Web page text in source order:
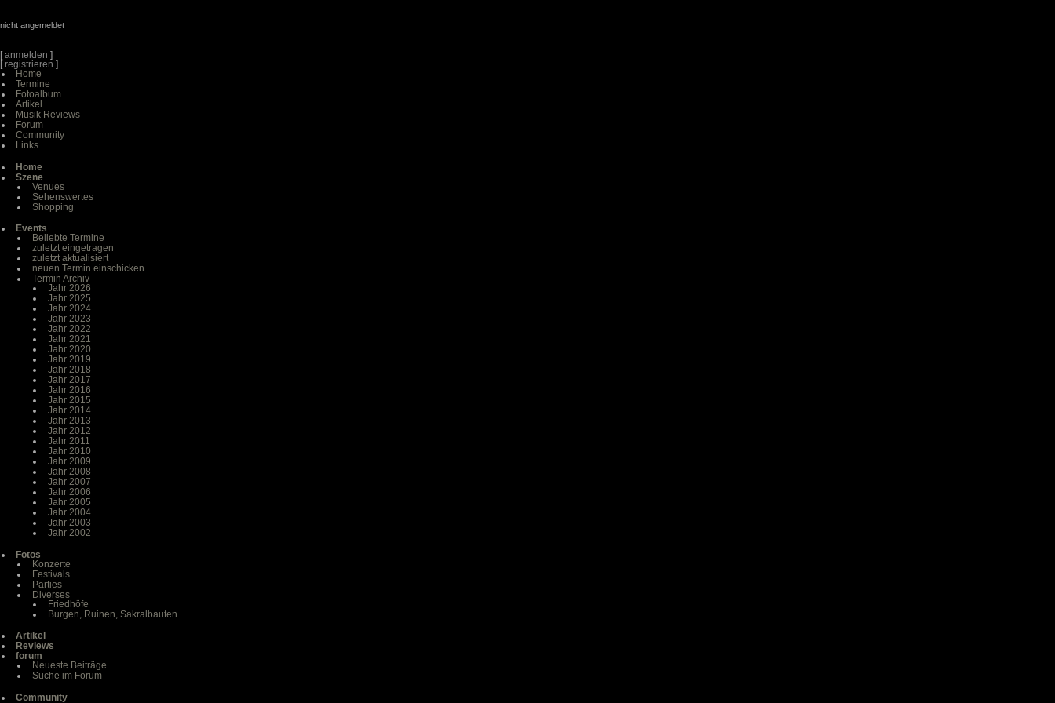
nicht angemeldet
[anmelden ]
[registrieren ]
Home
Termine
Fotoalbum
Artikel
Musik Reviews
Forum
Community
Links
Home
Szene
Venues
Sehenswertes
Shopping
Events
Beliebte Termine
zuletzt eingetragen
zuletzt aktualisiert
neuen Termin einschicken
Termin Archiv
Jahr 2026
Jahr 2025
Jahr 2024
Jahr 2023
Jahr 2022
Jahr 2021
Jahr 2020
Jahr 2019
Jahr 2018
Jahr 2017
Jahr 2016
Jahr 2015
Jahr 2014
Jahr 2013
Jahr 2012
Jahr 2011
Jahr 2010
Jahr 2009
Jahr 2008
Jahr 2007
Jahr 2006
Jahr 2005
Jahr 2004
Jahr 2003
Jahr 2002
Fotos
Konzerte
Festivals
Parties
Diverses
Friedhöfe
Burgen, Ruinen, Sakralbauten
Artikel
Reviews
forum
Neueste Beiträge
Suche im Forum
Community